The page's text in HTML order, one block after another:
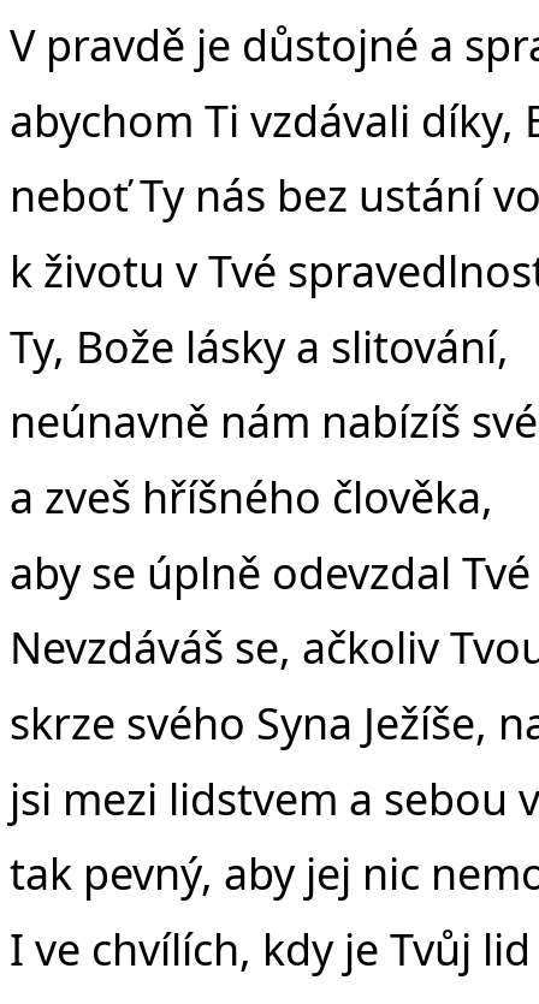
V pravdě je důstojné a
abychom Ti vzdávali díky,
neboť Ty nás bez ustání
k životu v Tvé
Ty, Bože lásky a slitování,
neúnavně nám nabízíš
a zveš hříšného člověka,
aby se úplně odevzdal
Nevzdáváš se, ačkoliv
skrze svého Syna Ježíše,
jsi mezi lidstvem a sebou
tak pevný, aby jej nic
I ve chvílích, kdy je Tvůj